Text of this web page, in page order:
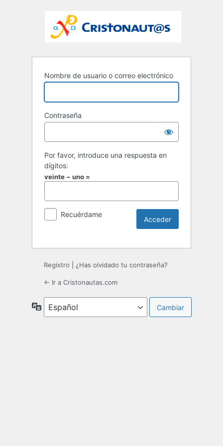
Nombre de usuario o correo electrónico
Contraseña
Por favor, introduce una respuesta en
dígitos:
veinte − uno =
Recuérdame
Registro ¿Has olvidado tu contraseña?
← Ir a Cristonautas.com
Idioma